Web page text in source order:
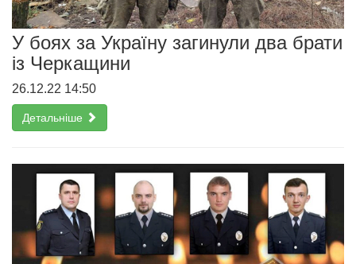
У боях за Україну загинули два брати
із Черкащини
26.12.22 14:50
Детальніше